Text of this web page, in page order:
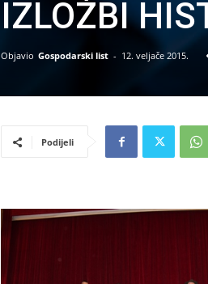
IZLOŽBI
Objavio Gospodarski list - 12. veljače 2015.
Podijeli